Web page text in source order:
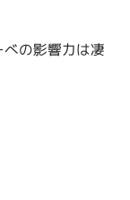
の影響力は凄